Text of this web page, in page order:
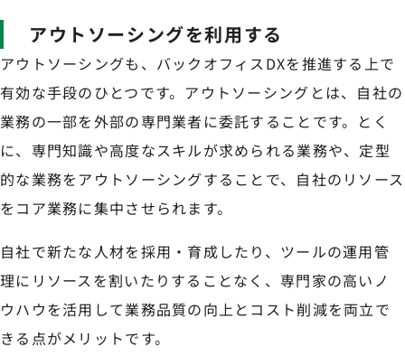
アウトソーシングを利用する
アウトソーシングも、バックオフィスDXを推進する上で
有効な手段のひとつです。アウトソーシングとは、自社の
業務の一部を外部の専門業者に委託することです。とく
に、専門知識や高度なスキルが求められる業務や、定型
的な業務をアウトソーシングすることで、自社のリソース
をコア業務に集中させられます。
自社で新たな人材を採用・育成したり、ツールの運用管
理にリソースを割いたりすることなく、専門家の高いノ
ウハウを活用して業務品質の向上とコスト削減を両立で
きる点がメリットです。